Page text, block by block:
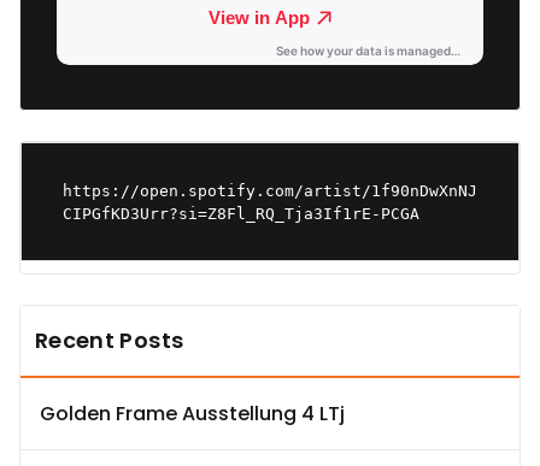
https://open.spotify.com/artist/1f90nDwXnNJ
CIPGfKD3Urr?si=Z8Fl_RQ_Tja3If1rE-PCGA
Recent Posts
Golden Frame Ausstellung 4 LTj